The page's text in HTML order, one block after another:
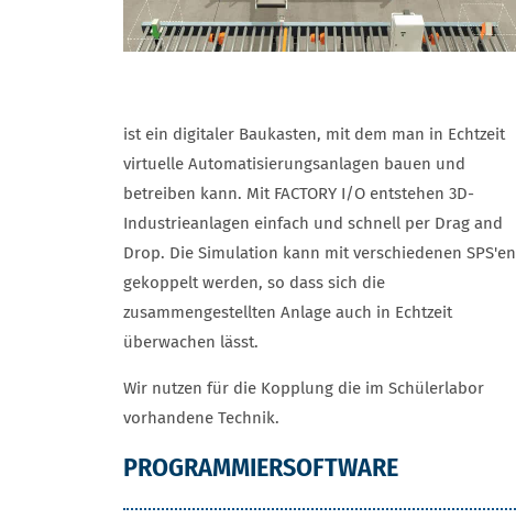
ist ein digitaler Baukasten, mit dem man in Echtzeit
virtuelle Automatisierungsanlagen bauen und
betreiben kann. Mit FACTORY I/O entstehen 3D-
Industrieanlagen einfach und schnell per Drag and
Drop. Die Simulation kann mit verschiedenen SPS'en
gekoppelt werden, so dass sich die
zusammengestellten Anlage auch in Echtzeit
überwachen lässt.
Wir nutzen für die Kopplung die im Schülerlabor
vorhandene Technik.
PROGRAMMIERSOFTWARE